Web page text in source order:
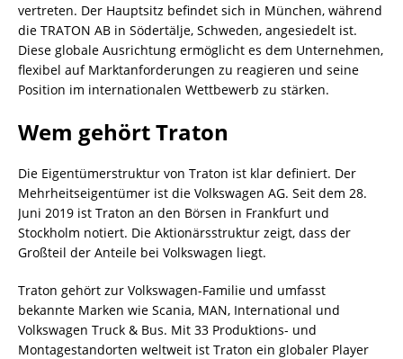
vertreten. Der Hauptsitz befindet sich in München, während
die TRATON AB in Södertälje, Schweden, angesiedelt ist.
Diese globale Ausrichtung ermöglicht es dem Unternehmen,
flexibel auf Marktanforderungen zu reagieren und seine
Position im internationalen Wettbewerb zu stärken.
Wem gehört Traton
Die Eigentümerstruktur von Traton ist klar definiert. Der
Mehrheitseigentümer ist die Volkswagen AG. Seit dem 28.
Juni 2019 ist Traton an den Börsen in Frankfurt und
Stockholm notiert. Die Aktionärsstruktur zeigt, dass der
Großteil der Anteile bei Volkswagen liegt.
Traton gehört zur Volkswagen-Familie und umfasst
bekannte Marken wie Scania, MAN, International und
Volkswagen Truck & Bus. Mit 33 Produktions- und
Montagestandorten weltweit ist Traton ein globaler Player